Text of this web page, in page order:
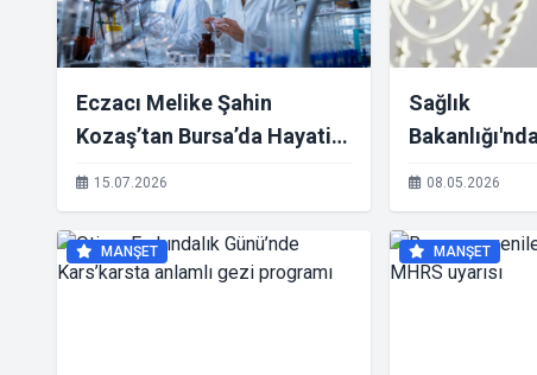
Eczacı Melike Şahin
Kozaş’tan Bursa’da Hayati
Uyarı: "Kozmetikte Bilimsel
15.07.2026
Sağlık
vakalarına
08.05.2026
MANŞET MANŞET